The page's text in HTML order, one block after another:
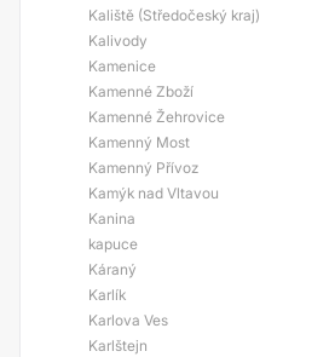
Kaliště (Středočeský kraj)
Kalivody
Kamenice
Kamenné Zboží
Kamenné Žehrovice
Kamenný Most
Kamenný Přívoz
Kamýk nad Vltavou
Kanina
kapuce
Káraný
Karlík
Karlova Ves
Karlštejn